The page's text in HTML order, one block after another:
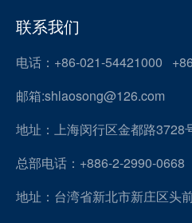
联系我们
电话：+86-021-54421000
邮箱:shlaosong@126.com
地址：上海闵行区金都路3728
总部电话：+886-2-2990-0668
地址：台湾省新北市新庄区头